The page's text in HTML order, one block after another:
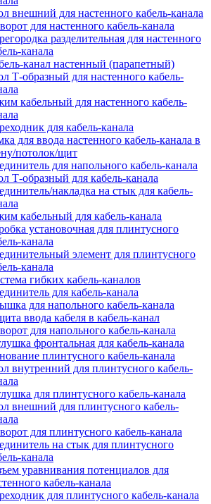
внешний для настенного кабель-канала
для настенного кабель-канала
разделительная для настенного
канала
канал настенный (парапетный)
Т-образный для настенного кабель-
кабельный для настенного кабель-
для кабель-канала
для ввода настенного кабель-канала в
потолок/щит
для напольного кабель-канала
Т-образный для кабель-канала
накладка на стык для кабель-
кабельный для кабель-канала
установочная для плинтусного
канала
элемент для плинтусного
канала
гибких кабель-каналов
для кабель-канала
для напольного кабель-канала
ввода кабеля в кабель-канал
для напольного кабель-канала
фронтальная для кабель-канала
плинтусного кабель-канала
внутренний для плинтусного кабель-
для плинтусного кабель-канала
внешний для плинтусного кабель-
для плинтусного кабель-канала
на стык для плинтусного
канала
уравнивания потенциалов для
кабель-канала
для плинтусного кабель-канала